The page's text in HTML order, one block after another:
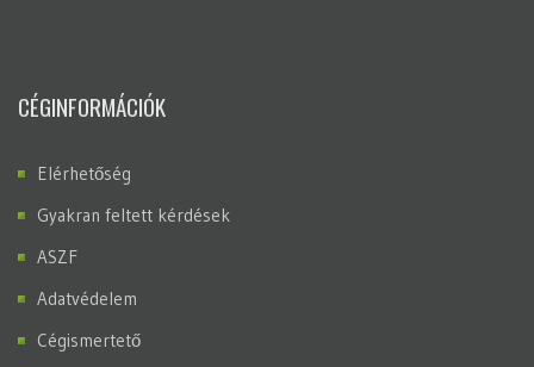
CÉGINFORMÁCIÓK
Elérhetőség
Gyakran feltett kérdések
ASZF
Adatvédelem
Cégismertető